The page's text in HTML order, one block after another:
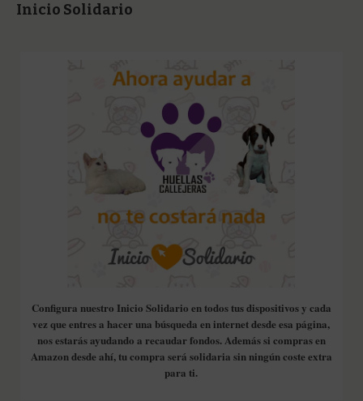
Inicio Solidario
Configura nuestro Inicio Solidario en todos tus dispositivos y cada
vez que entres a hacer una búsqueda en internet desde esa página,
nos estarás ayudando a recaudar fondos. Además si compras en
Amazon desde ahí, tu compra será solidaria sin ningún coste extra
para ti.